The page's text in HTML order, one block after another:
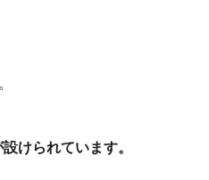
けられています。